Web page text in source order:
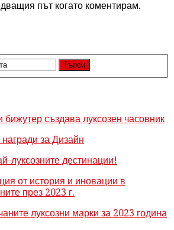
път когато коментирам.
бижутер създава луксозен часовник
за Дизайн
луксозните дестинации!
от история и иновации в
през 2023 г.
луксозни марки за 2023 година